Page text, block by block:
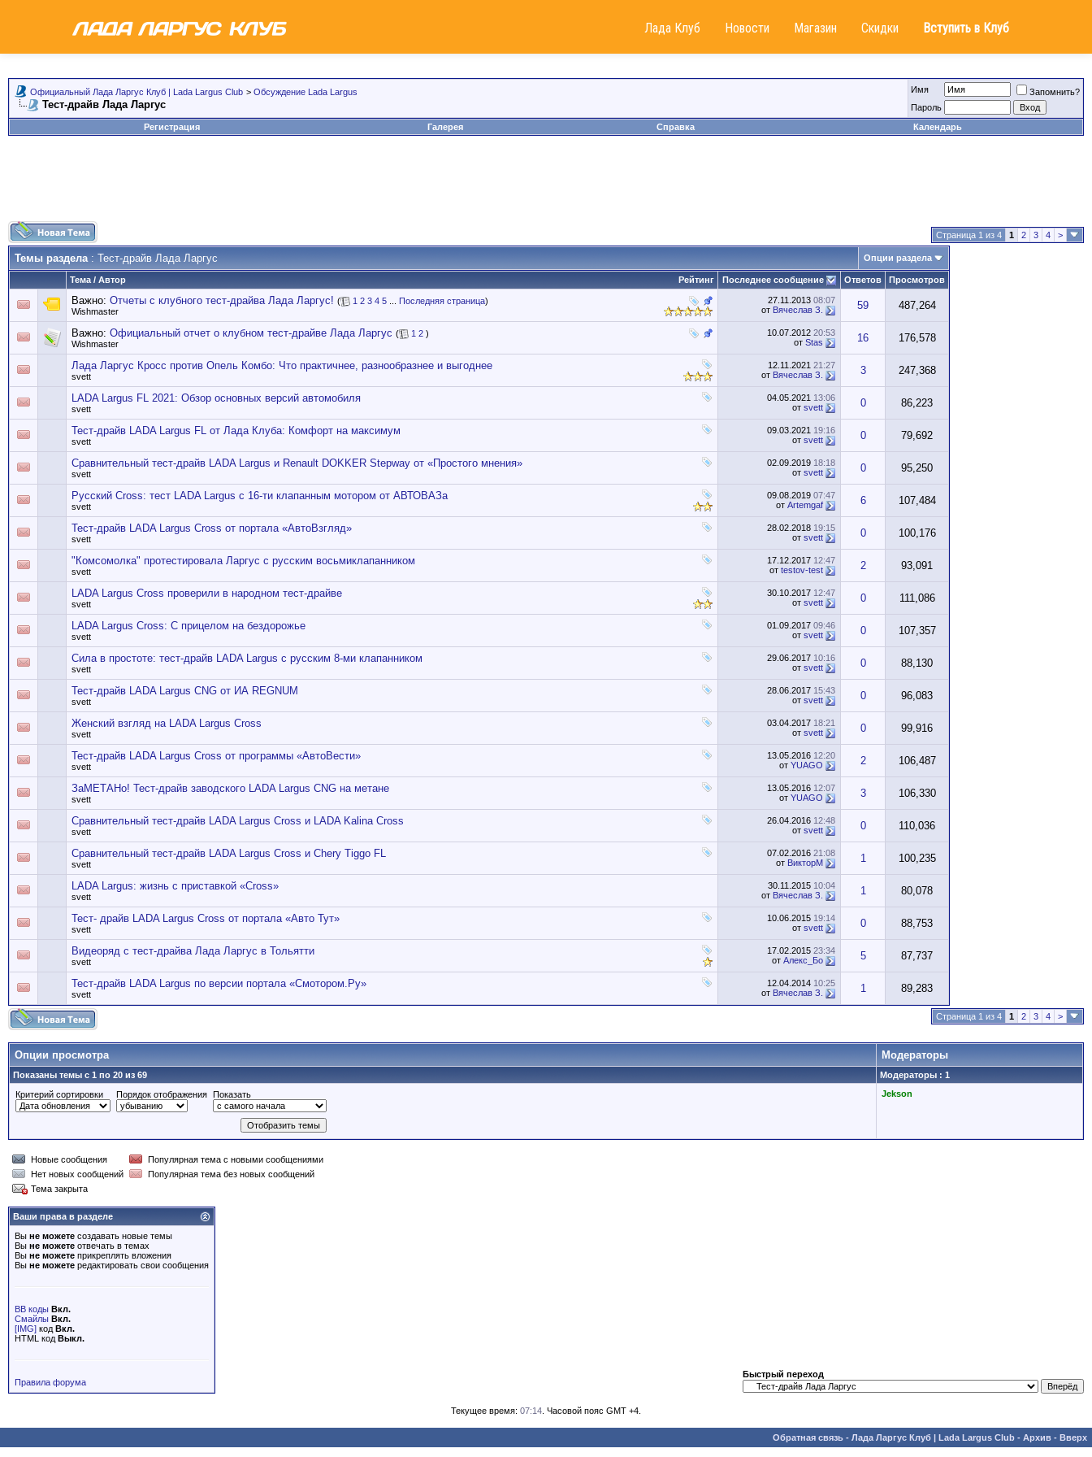
Лада Клуб Новости Магазин Скидки Вступить в Клуб
Официальный Лада Ларгус Клуб | Lada Largus Club > Обсуждение Lada Largus
Тест-драйв Лада Ларгус
Имя
Запомнить?
Пароль
Регистрация
Галерея Справка Календарь
Страница 1 из 4 1 2 3 4 >
Темы раздела: Тест-драйв Лада Ларгус Опции раздела
Рейтинг
Тема / Автор Последнее сообщение Ответов Просмотров
Важно: Отчеты с клубного тест-драйва Лада Ларгус! ( 1 2 3 4 5 Последняя страница)
Wishmaster
27.11.2013 08:07
от Вячеслав З. 59 487,264
Важно: Официальный отчет о клубном тест-драйве Лада Ларгус ( 1 2 )
Wishmaster
10.07.2012 20:53
от Stas 16 176,578
Лада Ларгус Кросс против Опель Комбо: Что практичнее, разнообразнее и выгоднее
svett
12.11.2021 21:27
от Вячеслав З. 3 247,368
LADA Largus FL 2021: Обзор основных версий автомобиля
svett
04.05.2021 13:06
от svett 0 86,223
Тест-драйв LADA Largus FL от Лада Клуба: Комфорт на максимум
svett
09.03.2021 19:16
от svett 0 79,692
Сравнительный тест-драйв LADA Largus и Renault DOKKER Stepway от «Простого мнения»
svett
02.09.2019 18:18
от svett 0 95,250
Русский Cross: тест LADA Largus с 16-ти клапанным мотором от АВТОВАЗа
svett
09.08.2019 07:47
от Artemgaf 6 107,484
Тест-драйв LADA Largus Cross от портала «АвтоВзгляд»
svett
28.02.2018 19:15
от svett 0 100,176
"Комсомолка" протестировала Ларгус с русским восьмиклапанником
svett
17.12.2017 12:47
от testov-test 2 93,091
LADA Largus Cross проверили в народном тест-драйве
svett
30.10.2017 12:47
от svett 0 111,086
LADA Largus Cross: С прицелом на бездорожье
svett
01.09.2017 09:46
от svett 0 107,357
Сила в простоте: тест-драйв LADA Largus с русским 8-ми клапанником
svett
29.06.2017 10:16
от svett 0 88,130
Тест-драйв LADA Largus CNG от ИА REGNUM
svett
28.06.2017 15:43
от svett 0 96,083
Женский взгляд на LADA Largus Cross
svett
03.04.2017 18:21
от svett 0 99,916
Тест-драйв LADA Largus Cross от программы «АвтоВести»
svett
13.05.2016 12:20
от YUAGO 2 106,487
ЗаМЕТАНо! Тест-драйв заводского LADA Largus CNG на метане
svett
13.05.2016 12:07
от YUAGO 3 106,330
Сравнительный тест-драйв LADA Largus Cross и LADA Kalina Cross
svett
26.04.2016 12:48
от svett 0 110,036
Сравнительный тест-драйв LADA Largus Cross и Chery Tiggo FL
svett
07.02.2016 21:08
от ВикторМ 1 100,235
LADA Largus: жизнь с приставкой «Cross»
svett
30.11.2015 10:04
от Вячеслав З. 1 80,078
Тест- драйв LADA Largus Cross от портала «Авто Тут»
svett
10.06.2015 19:14
от svett 0 88,753
Видеоряд с тест-драйва Лада Ларгус в Тольятти
svett
17.02.2015 23:34
от Алекс_Бо 5 87,737
Тест-драйв LADA Largus по версии портала «Смотором.Ру»
svett
12.04.2014 10:25
от Вячеслав З. 1 89,283
Страница 1 из 4 1 2 3 4 >
Опции просмотра Модераторы
Показаны темы с 1 по 20 из 69
Модераторы : 1
Критерий сортировки
Порядок отображения Показать Jekson
Новые сообщения
Популярная тема с новыми сообщениями
Нет новых сообщений
Популярная тема без новых сообщений
Тема закрыта
Ваши права в разделе
Вы не можете создавать новые темы
Вы не можете отвечать в темах
Вы не можете прикреплять вложения
Вы не можете редактировать свои сообщения
BB коды Вкл.
Смайлы Вкл.
[IMG] код Вкл.
HTML код Выкл.
Правила форума
Быстрый переход
Текущее время: 07:14 . Часовой пояс GMT +4.
Обратная связь - Лада Ларгус Клуб | Lada Largus Club - Архив - Вверх